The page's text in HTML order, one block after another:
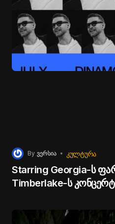
უძვირფასესი
By ვერსია ᲙᲣᲚᲢᲣᲠᲐ
Starring Georgia-ს
Timberlake-ს